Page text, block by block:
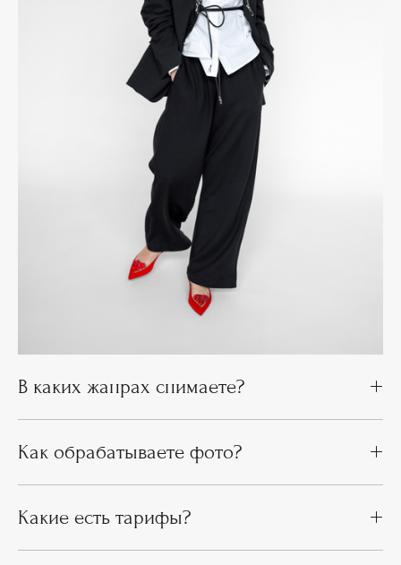
В каких жанрах снимаете?
Как обрабатываете фото?
Какие есть тарифы?